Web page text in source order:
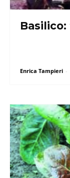
Enrica Tampieri -